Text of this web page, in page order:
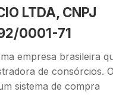
LTDA, CNPJ
0001-71
empresa brasileira
de consórcios. O
sistema de compra